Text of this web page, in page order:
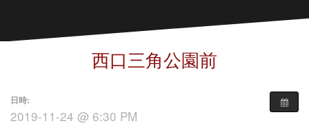
西口三角公園前
日時:
2019-11-24 @ 6:30 PM